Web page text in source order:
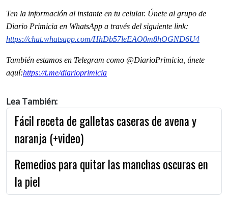
Ten la información al instante en tu celular. Únete al grupo de
Diario Primicia en WhatsApp a través del siguiente link:
https://chat.whatsapp.com/HhDb57leEAO0m8hOGND6U4
También estamos en Telegram como @DiarioPrimicia, únete
aquí:https://t.me/diarioprimicia
Lea También:
Fácil receta de galletas caseras de avena y
naranja (+video)
Remedios para quitar las manchas oscuras en
la piel